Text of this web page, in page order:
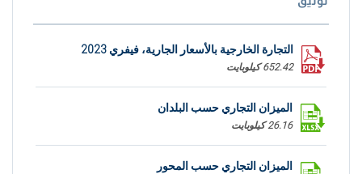
التجارة الخارجية بالأسعار الجارية، فيفري 2023
652.42 كيلوبايت
الميزان التجاري حسب البلدان
26.16 كيلوبايت
الميزان التجاري حسب المحور